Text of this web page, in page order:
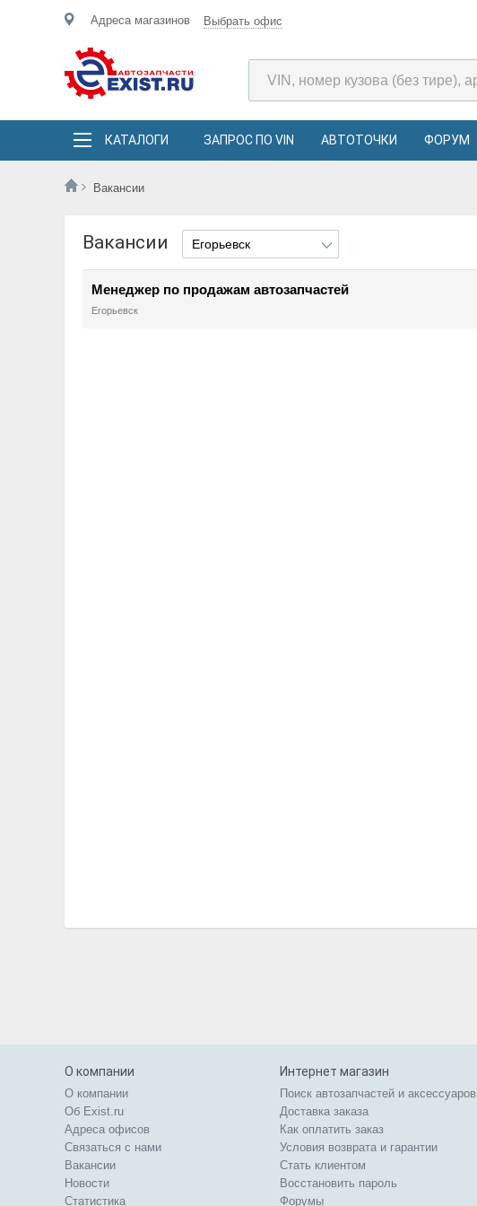
Адреса магазинов Выбрать офис
КАТАЛОГИ ЗАПРОС ПО VIN АВТОТОЧКИ ФОРУМ
Вакансии
Вакансии
Менеджер по продажам автозапчастей
Егорьевск
О компании
О компании
Об Exist.ru
Адреса офисов
Связаться с нами
Вакансии
Новости
Статистика
Интернет магазин
Поиск автозапчастей и аксессуаров
Доставка заказа
Как оплатить заказ
Условия возврата и гарантии
Стать клиентом
Восстановить пароль
Форумы